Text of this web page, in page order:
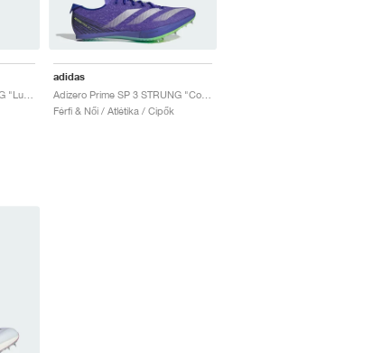
Adizero Prime SP 3 STRUNG "Lucid Lemon & Core Black"
adidas
Férfi & Női / Atlétika / Cipők